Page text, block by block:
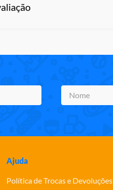
Ajuda
Política de Trocas e Devoluções